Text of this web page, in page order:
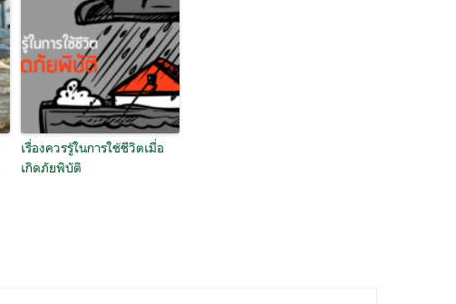
เรื่องควรรู้ในการใช้ชีวิตเมื่อ
เกิดภัยพิบัติ